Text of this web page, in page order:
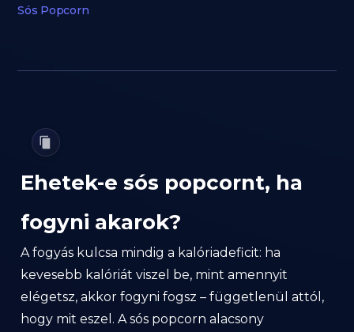
Sós Popcorn
Ehetek-e sós popcornt, ha
fogyni akarok?
A fogyás kulcsa mindig a kalóriadeficit: ha
kevesebb kalóriát viszel be, mint amennyit
elégetsz, akkor fogyni fogsz – függetlenül attól,
hogy mit eszel. A sós popcorn alacsony